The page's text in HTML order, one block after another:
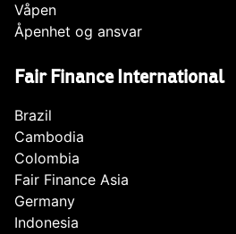
Våpen
Åpenhet og ansvar
Fair Finance International
Brazil
Cambodia
Colombia
Fair Finance Asia
Germany
Indonesia